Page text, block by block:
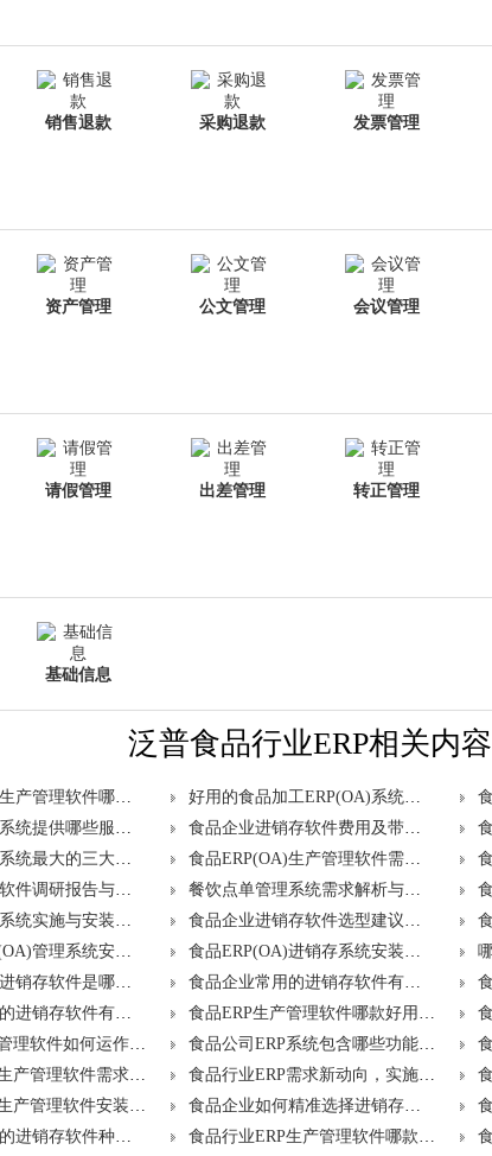
销售退款 采购退款 发票管理
资产管理 公文管理 会议管理
请假管理 出差管理 转正管理
基础信息
泛普食品行业ERP相关内容
食品ERP(OA)生产管理软件哪款既好用又性价比高？年费是多少？ 好用的食品加工ERP(OA)系统推荐及价格范围是多少？
食品店进销存系统提供哪些服务及能带来哪些好处？ 食品企业进销存软件费用及带来的便捷？
食品店进销存系统最大的三大优势及功能特点是什么？ 食品ERP(OA)生产管理软件需求调研与建设方案设计要点？
餐饮销售管理软件调研报告与实战实施方案？ 餐饮点单管理系统需求解析与整体解决之道何在？
食品店进销存系统实施与安装会给企业带来哪些变革？ 食品企业进销存软件选型建议及主要功能有哪些？
食品生产ERP(OA)管理系统安装包含哪些模块？实施风险管理怎么做？ 食品ERP(OA)进销存系统安装后，如何评估实施对企业的影响？
食品企业最佳进销存软件是哪家，如何选购？ 食品企业常用的进销存软件有哪些品牌？有何作用？
食品企业适用的进销存软件有哪些？年费多少？ 食品ERP生产管理软件哪款好用？费用贵吗？
食品ERP生产管理软件如何运作？有哪些实际好处？ 食品公司ERP系统包含哪些功能，如何助力食品行业提升管理水平与效益？
食品行业ERP生产管理软件需求分析与建设蓝图？ 食品行业ERP需求新动向，实施方案如何定制？
食品行业ERP生产管理软件安装教程，实施旨在解决哪些问题？ 食品企业如何精准选择进销存软件？功能描述全解析？
食品企业适用的进销存软件种类及选购要点？ 食品行业ERP生产管理软件哪款最靠谱？购买指南请提供